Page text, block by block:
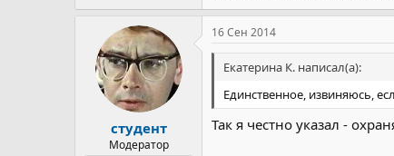
студент
Модератор
16 Сен 2014
Екатерина К. написал(а):
Единственное, извиняюсь,
Так я честно указал -